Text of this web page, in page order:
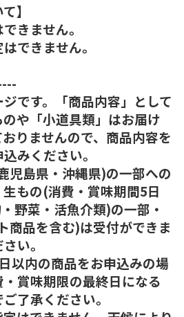
】
きません。
できません。
です。「商品内容」として
や「小道具類」はお届け
りませんので、商品内容を
みください。
児島県・沖縄県)の一部への
もの(消費・賞味期間5日
野菜・活魚介類)の一部・
商品を含む)は受付ができま
い。
以内の商品をお申込みの場
賞味期限の最終日になる
了承ください。